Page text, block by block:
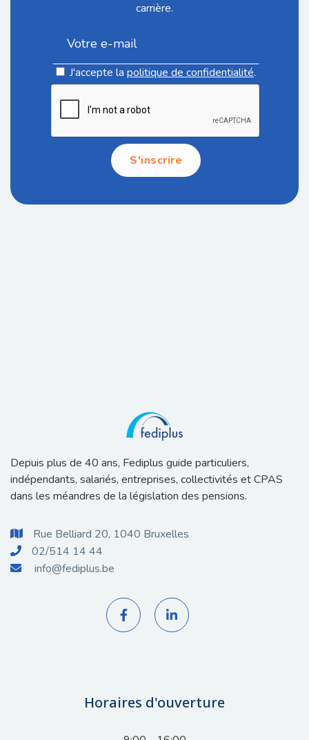
carrière.
J'accepte la politique de confidentialité.
Depuis plus de 40 ans, Fediplus guide particuliers,
indépendants, salariés, entreprises, collectivités et CPAS
dans les méandres de la législation des pensions.
 Rue Belliard 20, 1040 Bruxelles
 02/514 14 44
 info@fediplus.be
 
Horaires d'ouverture